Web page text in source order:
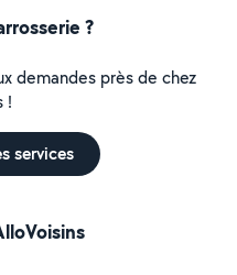
?
demandes près de chez
!
services